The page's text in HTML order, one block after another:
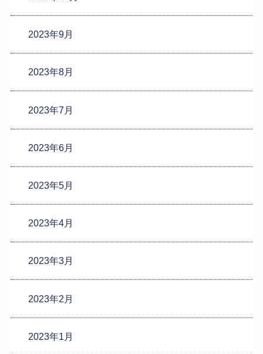
2023年9月
2023年8月
2023年7月
2023年6月
2023年5月
2023年4月
2023年3月
2023年2月
2023年1月